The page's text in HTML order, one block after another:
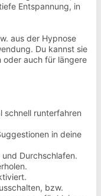
Entspannung, in
aus der Hypnose
Du kannst sie
oder auch für längere
schnell runterfahren
in deine
Durchschlafen.
bzw.